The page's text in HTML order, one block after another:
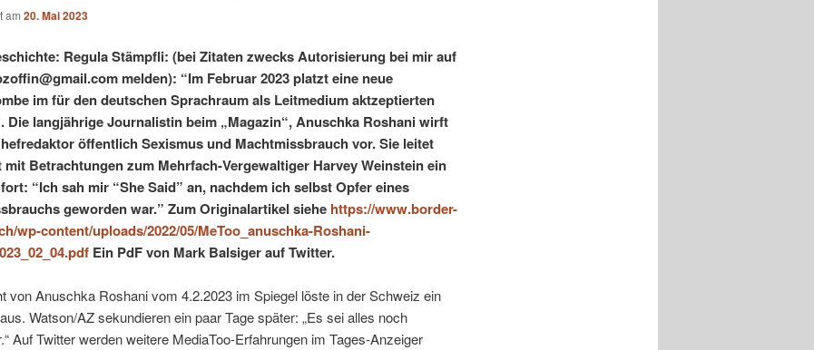
am 20. Mai 2023
Regula Stämpfli: (bei Zitaten zwecks Autorisierung bei mir auf
melden): “Im Februar 2023 platzt eine neue
im für den deutschen Sprachraum als Leitmedium aktzeptierten
Die langjährige Journalistin beim „Magazin“, Anuschka Roshani wirft
öffentlich Sexismus und Machtmissbrauch vor. Sie leitet
mit Betrachtungen zum Mehrfach-Vergewaltiger Harvey Weinstein ein
“Ich sah mir “She Said” an, nachdem ich selbst Opfer eines
geworden war.” Zum Originalartikel siehe https://www.border-
wp-content/uploads/2022/05/MeToo_anuschka-Roshani-
Ein PdF von Mark Balsiger auf Twitter.
von Anuschka Roshani vom 4.2.2023 im Spiegel löste in der Schweiz ein
Watson/AZ sekundieren ein paar Tage später: „Es sei alles noch
Auf Twitter werden weitere MediaToo-Erfahrungen im Tages-Anzeiger